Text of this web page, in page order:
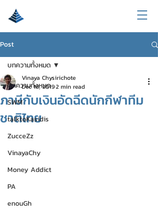
Post
บทความทั้งหมด
SWM
talktoKasidis
ZucceZz
VinayaChy
Money Addict
PA
enouGh
บทความทั้งหมด
ภาษีกับเงินอัดฉีดนักกีฬาทีม
ชาติไทย
Vinaya Chysirichote
Dec 18, 20192 min read